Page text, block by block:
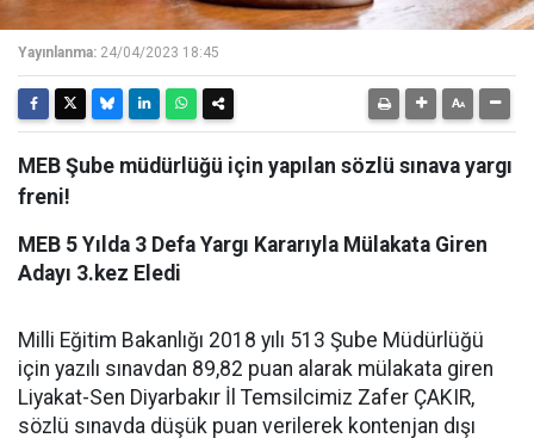
Yayınlanma: 24/04/2023 18:45
MEB Şube müdürlüğü için yapılan sözlü sınava yargı
freni!
MEB 5 Yılda 3 Defa Yargı Kararıyla Mülakata Giren
Adayı 3.kez Eledi
Milli Eğitim Bakanlığı 2018 yılı 513 Şube Müdürlüğü
için yazılı sınavdan 89,82 puan alarak mülakata giren
Liyakat-Sen Diyarbakır İl Temsilcimiz Zafer ÇAKIR,
sözlü sınavda düşük puan verilerek kontenjan dışı